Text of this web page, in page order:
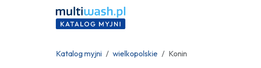
Katalog myjni wielkopolskie Konin